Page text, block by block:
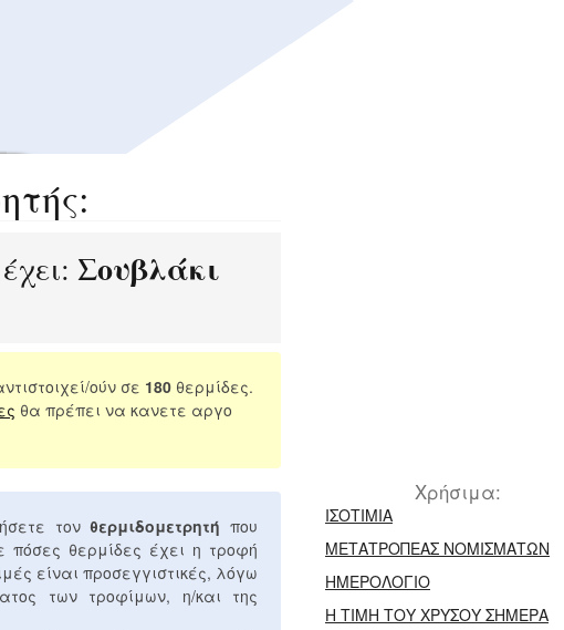
Σουβλάκι
ούν σε 180 θερμίδες.
θα πρέπει να κανετε αργο
τονθερμιδομετρητή που
πόσες θερμίδες έχει η τροφή
είναι προσεγγιστικές, λόγω
των τροφίμων, η/και της
Χρήσιμα:
ΙΣΟΤΙΜΙΑ
ΜΕΤΑΤΡΟΠΕΑΣ ΝΟΜΙΣΜΑΤΩΝ
ΗΜΕΡΟΛΟΓΙΟ
Η ΤΙΜΗ ΤΟΥ ΧΡΥΣΟΥ ΣΗΜΕΡΑ